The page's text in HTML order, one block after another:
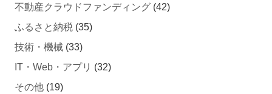
不動産クラウドファンディング (42)
ふるさと納税 (35)
技術・機械 (33)
IT・Web・アプリ (32)
その他 (19)